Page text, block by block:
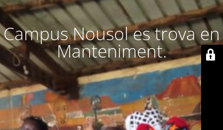
Campus Nousol es trova en
Manteniment.